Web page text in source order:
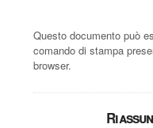
Questo documento può
comando di stampa
browser.